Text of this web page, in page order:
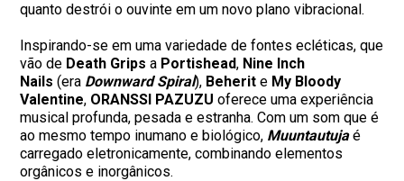
quanto destrói o ouvinte em um novo plano vibracional.
Inspirando-se em uma variedade de fontes ecléticas, que
vão de Death Grips a Portishead, Nine Inch
Nails (era Downward Spiral), Beherit e My Bloody
Valentine, ORANSSI PAZUZU oferece uma experiência
musical profunda, pesada e estranha. Com um som que é
ao mesmo tempo inumano e biológico, Muuntautujaé
carregado eletronicamente, combinando elementos
orgânicos e inorgânicos.